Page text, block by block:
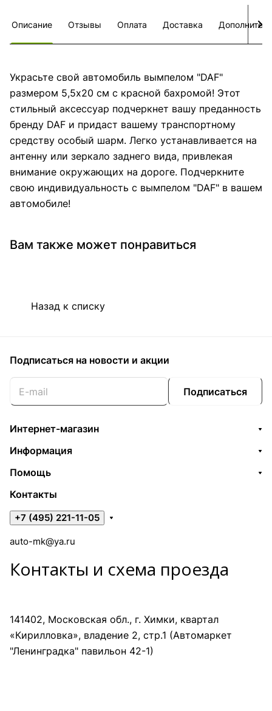
Описание Отзывы Оплата Доставка
Украсьте свой автомобиль вымпелом "DAF"
размером 5,5х20 см с красной бахромой! Этот
стильный аксессуар подчеркнет вашу преданность
бренду DAF и придаст вашему транспортному
средству особый шарм. Легко устанавливается на
антенну или зеркало заднего вида, привлекая
внимание окружающих на дороге. Подчеркните
свою индивидуальность с вымпелом "DAF" в вашем
автомобиле!
Вам также может понравиться
Назад к списку
Подписаться на новости и акции
Подписаться
Интернет-магазин
Информация
Помощь
Контакты
+7 (495) 221-11-05
auto-mk@ya.ru
Контакты и схема проезда
141402, Московская обл., г. Химки, квартал
«Кирилловка», владение 2, стр.1 (Автомаркет
"Ленинградка" павильон 42-1)